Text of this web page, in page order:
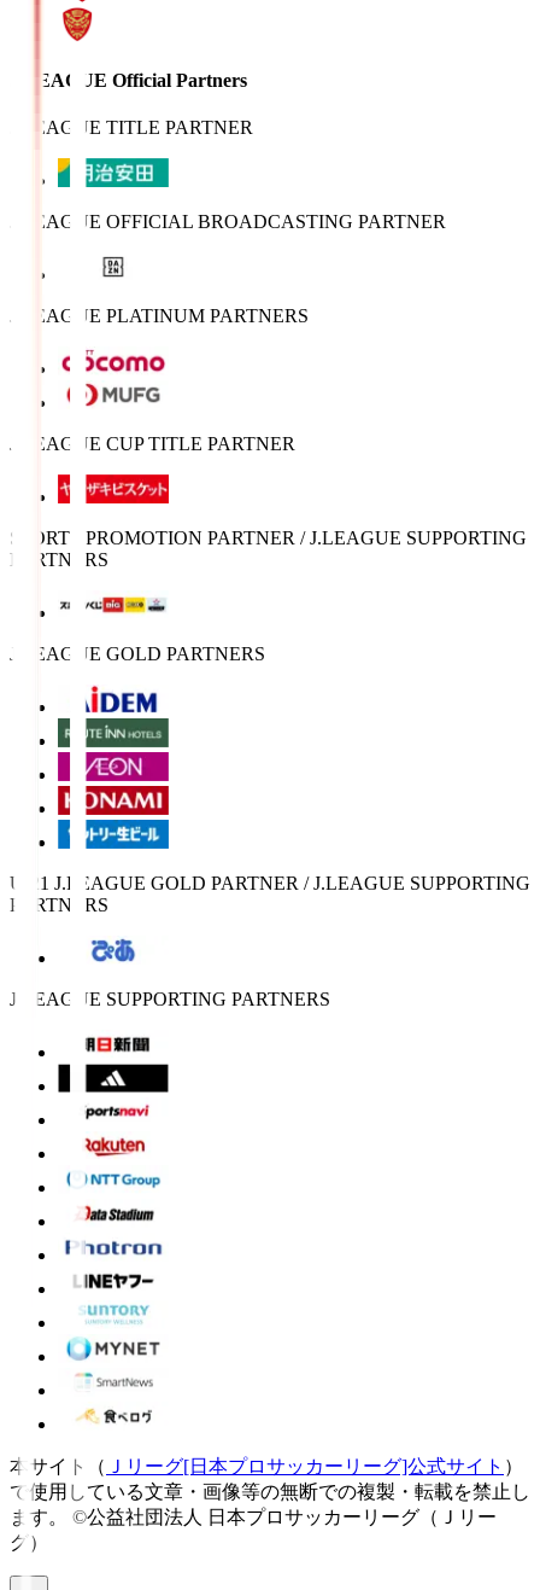
J.LEAGUE Official Partners
J.LEAGUE TITLE PARTNER
J.LEAGUE OFFICIAL BROADCASTING PARTNER
J.LEAGUE PLATINUM PARTNERS
J.LEAGUE CUP TITLE PARTNER
SPORTS PROMOTION PARTNER / J.LEAGUE SUPPORTING
PARTNERS
J.LEAGUE GOLD PARTNERS
U-21 J.LEAGUE GOLD PARTNER / J.LEAGUE SUPPORTING
PARTNERS
J.LEAGUE SUPPORTING PARTNERS
本サイト（ Ｊリーグ[日本プロサッカーリーグ]公式サイト ）
で使用している文章・画像等の無断での複製・転載を禁止し
ます。
©公益社団法人 日本プロサッカーリーグ（Ｊリー
グ）